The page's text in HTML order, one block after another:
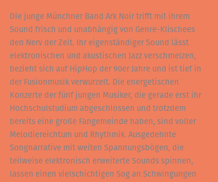
Die junge Münchner Band Ark Noir trifft mit ihrem
Sound frisch und unabhängig von Genre-Klischees
den Nerv der Zeit. Ihr eigenständiger Sound lässt
elektronischen und akustischen Jazz verschmelzen,
bezieht sich auf HipHop der 90er Jahre und ist tief in
der Fusionmusik verwurzelt. Die energetischen
Konzerte der fünf jungen Musiker, die gerade erst ihr
Hochschulstudium abgeschlossen und trotzdem
bereits eine große Fangemeinde haben, sind voller
Melodiereichtum und Rhythmik. Ausgedehnte
Songnarrative mit weiten Spannungsbögen, die
teilweise elektronisch erweiterte Sounds spinnen,
lassen einen vielschichtigen Sog an Schwingungen